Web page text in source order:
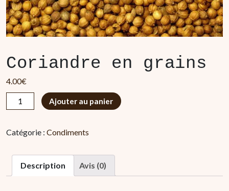
Coriandre en grains
4.00€
quantité
de
en
Ajouter au panier
Catégorie : Condiments
Description Avis (0)